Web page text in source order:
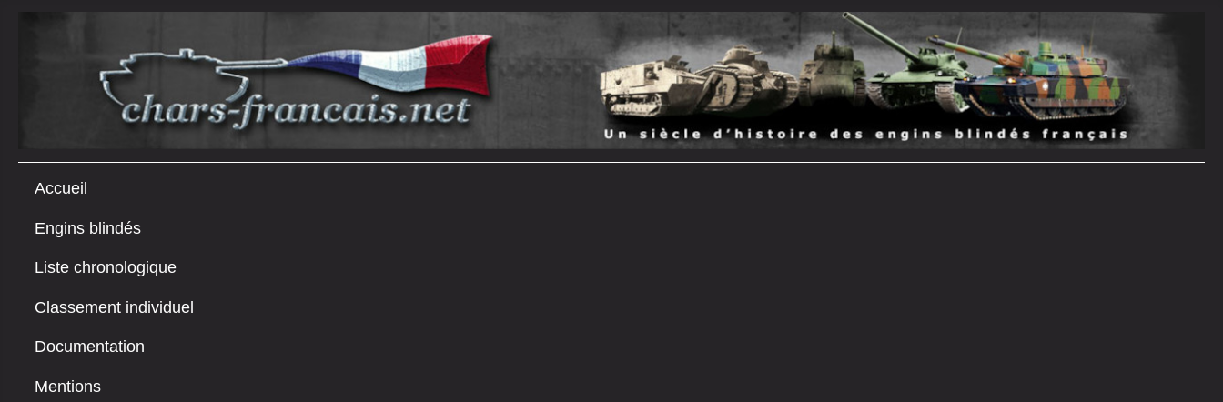
Accueil
Engins blindés
Liste chronologique
Classement individuel
Documentation
Mentions